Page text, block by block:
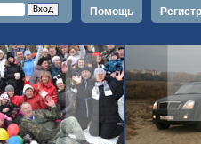
Помощь